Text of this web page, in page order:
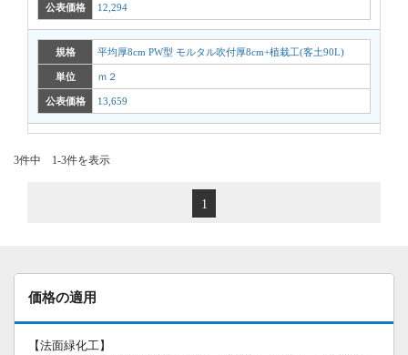
公表価格 12,294
規格 平均厚8cm PW型 モルタル吹付厚8cm+植栽工(客土90L)
単位 ｍ２
公表価格 13,659
3件中 1-3件を表示
1
価格の適用
【法面緑化工】